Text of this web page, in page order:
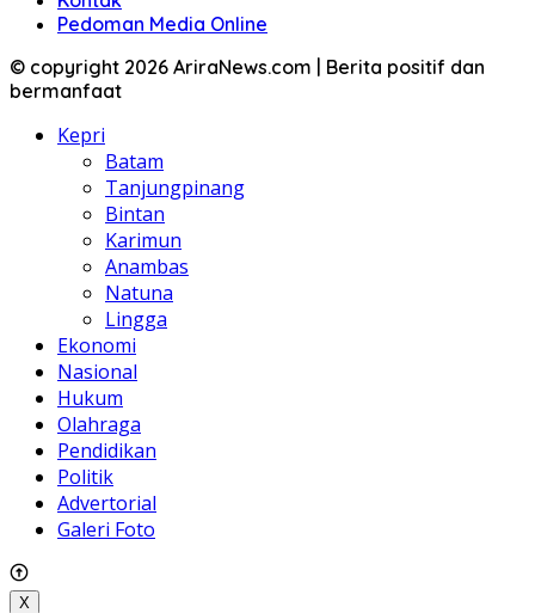
Pedoman Media Online
© copyright 2026 AriraNews.com | Berita positif dan
bermanfaat
Kepri
Batam
Tanjungpinang
Bintan
Karimun
Anambas
Natuna
Lingga
Ekonomi
Nasional
Hukum
Olahraga
Pendidikan
Politik
Advertorial
Galeri Foto
X